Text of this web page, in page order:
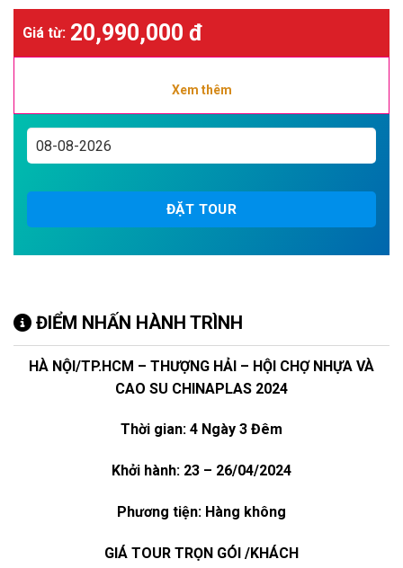
ĐIỂM NHẤN HÀNH TRÌNH
HÀ NỘI/TP.HCM – THƯỢNG HẢI – HỘI CHỢ NHỰA VÀ
CAO SU CHINAPLAS 2024
Thời gian: 4 Ngày 3 Đêm
Khởi hành: 23 – 26/04/2024
Phương tiện: Hàng không
GIÁ TOUR TRỌN GÓI /KHÁCH
Giá từ: 20,990,000 đ
Xem thêm
ĐẶT TOUR